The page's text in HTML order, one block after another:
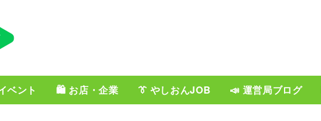
ベント 🛍️ お店・企業 👔 やしおんJOB 📣 運営局ブログ